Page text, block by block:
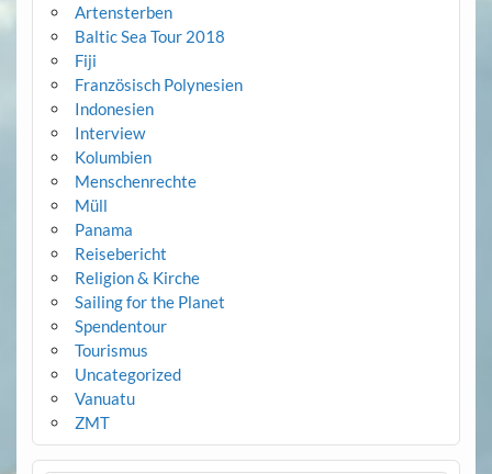
Artensterben
Baltic Sea Tour 2018
Fiji
Französisch Polynesien
Indonesien
Interview
Kolumbien
Menschenrechte
Müll
Panama
Reisebericht
Religion & Kirche
Sailing for the Planet
Spendentour
Tourismus
Uncategorized
Vanuatu
ZMT